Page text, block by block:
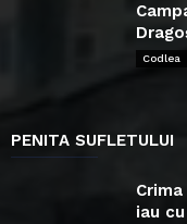
Codlea
PENITA SUFLETULUI
iau